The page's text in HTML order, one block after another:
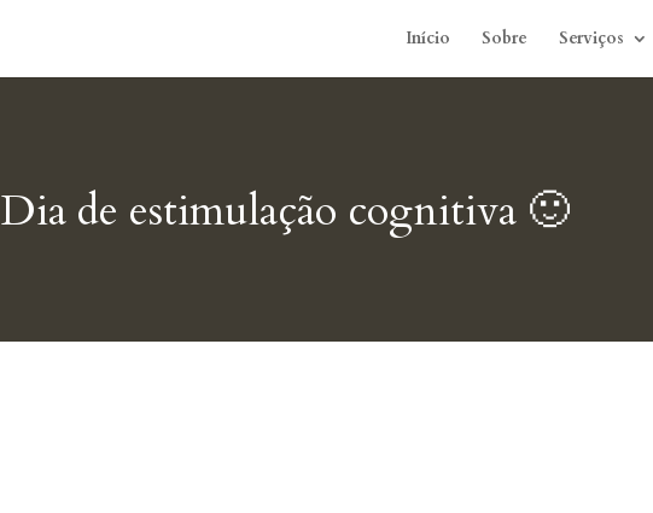
Início Sobre Serviços
Dia de estimulação cognitiva 🙂